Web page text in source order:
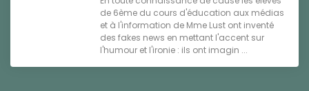
de 6ème du cours d'éducation aux médias
et à l'information de Mme Lust ont inventé
des fakes news en mettant l'accent sur
l'humour et l'ironie : ils ont imagin ...